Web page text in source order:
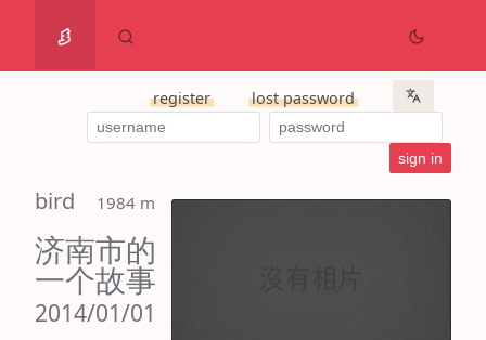
register lost password
bird 1984 m
济南市的
一个故事
2014/01/01